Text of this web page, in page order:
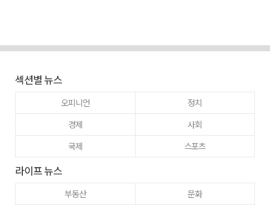
섹션별 뉴스
오피니언
정치
경제
사회
국제
스포츠
라이프 뉴스
부동산 문화